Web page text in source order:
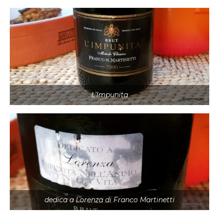
L’Impunita
dedica a Lorenza di Franco Martinetti